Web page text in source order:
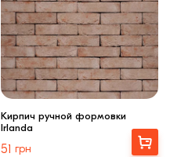
Кирпич ручной формовки
Irlanda
51 грн
Выбрать